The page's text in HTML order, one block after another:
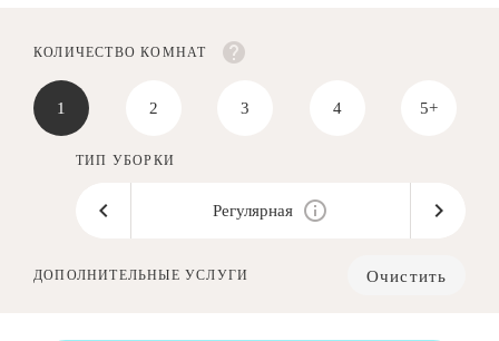
КОЛИЧЕСТВО КОМНАТ
1 2 3 4 5+
ТИП УБОРКИ
Регулярная
ДОПОЛНИТЕЛЬНЫЕ УСЛУГИ Очистить